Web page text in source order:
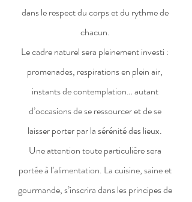
dans le respect du corps et du rythme de
chacun.
Le cadre naturel sera pleinement investi :
promenades, respirations en plein air,
instants de contemplation… autant
d’occasions de se ressourcer et de se
laisser porter par la sérénité des lieux.
Une attention toute particulière sera
portée à l’alimentation. La cuisine, saine et
gourmande, s’inscrira dans les principes de